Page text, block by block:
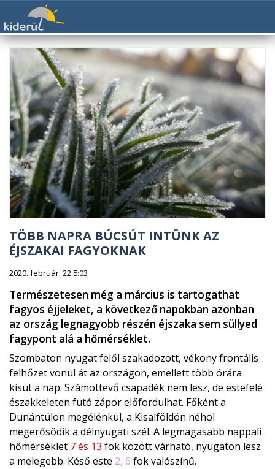
TÖBB NAPRA BÚCSÚT INTÜNK AZ
ÉJSZAKAI FAGYOKNAK
2020. február. 22 5:03
Természetesen még a március is tartogathat
fagyos éjjeleket, a következő napokban azonban
az ország legnagyobb részén éjszaka sem süllyed
fagypont alá a hőmérséklet.
Szombaton nyugat felől szakadozott, vékony frontális
felhőzet vonul át az országon, emellett több órára
kisüt a nap. Számottevő csapadék nem lesz, de estefelé
északkeleten futó zápor előfordulhat. Főként a
Dunántúlon megélénkül, a Kisalföldön néhol
megerősödik a délnyugati szél. A legmagasabb nappali
hőmérséklet 7 és 13 fok között várható, nyugaton lesz
a melegebb. Késő este 2, 6 fok valószínű.